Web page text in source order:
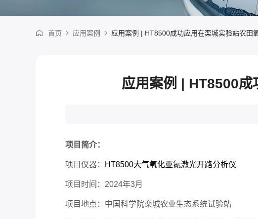
首页 应用案例 应用案例 | HT8500成功应用在栾城实验站农田
应用案例 | HT8500成
项目简介：
项目仪器： HT8500大气氧化亚氮激光开路分析仪
项目时间：2024年3月
项目地点：中国科学院栾城农业生态系统试验站